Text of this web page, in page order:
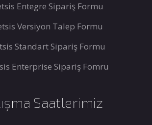
Entegre Sipariş Formu
Versiyon Talep Formu
Standart Sipariş Formu
Enterprise Sipariş Fomru
Saatlerimiz